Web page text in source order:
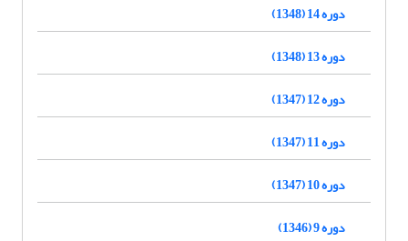
دوره 14 (1348)
دوره 13 (1348)
دوره 12 (1347)
دوره 11 (1347)
دوره 10 (1347)
دوره 9 (1346)